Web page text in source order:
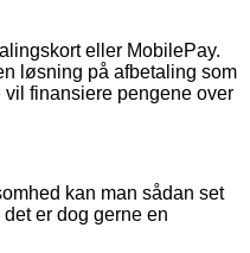
eller MobilePay.
løsning på afbetaling som
finansiere pengene over
kan man sådan set
er dog gerne en